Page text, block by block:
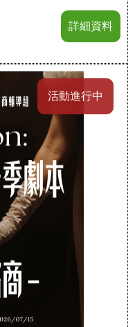
詳細資料
活動進行中